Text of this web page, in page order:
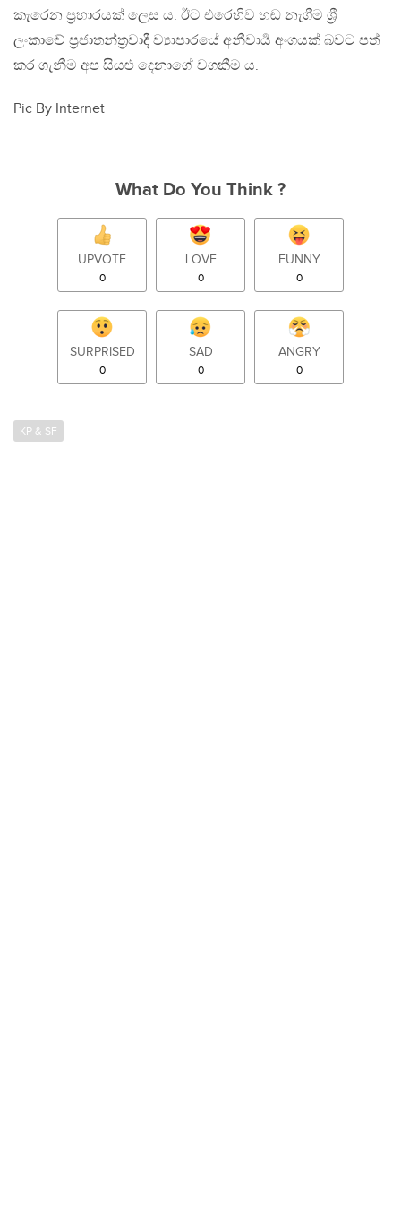
කැරෙන ප්‍රහාරයක් ලෙස ය. ඊට එරෙහිව හඬ නැගීම ශ්‍රී
ලංකාවේ ප්‍රජාතන්ත්‍රවාදී ව්‍යාපාරයේ අනීවාර්‍ය අංගයක් බවට පත්
කර ගැනීම අප සියළු දෙනාගේ වගකීම ය.
Pic By Internet
What Do You Think ?
UPVOTE
0
LOVE
0
FUNNY
0
SURPRISED
0
SAD
0
ANGRY
0
KP & SF